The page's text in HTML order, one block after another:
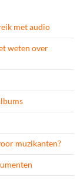
met audio
weten over
muzikanten?